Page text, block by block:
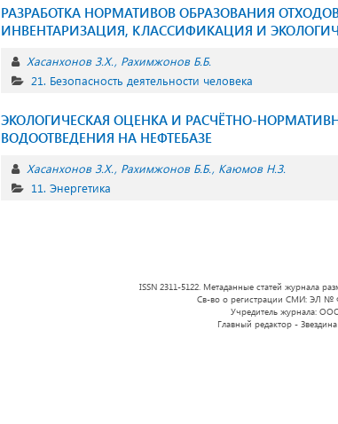
РАЗРАБОТКА НОРМАТИВОВ ОБРАЗОВАНИЯ
ИНВЕНТАРИЗАЦИЯ, КЛАССИФИКАЦИЯ И
Хасанхонов З.Х. Рахимжонов Б.Б.
21. Безопасность деятельности человека
ЭКОЛОГИЧЕСКАЯ ОЦЕНКА И РАСЧЁТНО-
ВОДООТВЕДЕНИЯ НА НЕФТЕБАЗЕ
Хасанхонов З.Х. Рахимжонов Б.Б. Каюмов Н.З.
11. Энергетика
ISSN 2311-5122. Метаданные статей журнала
Св-во о регистрации СМИ: ЭЛ №
Учредитель журнала:
Главный редактор -